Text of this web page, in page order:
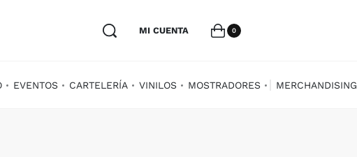
MI CUENTA 0
EVENTOS CARTELERÍA VINILOS MOSTRADORES MERCHANDISING